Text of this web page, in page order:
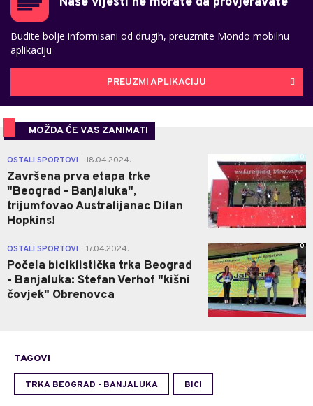
Budite bolje informisani od drugih, preuzmite Mondo mobilnu
aplikaciju
PREUZMI APLIKACIJU
MOŽDA ĆE VAS ZANIMATI
OSTALI SPORTOVI 18.04.2024.
Završena prva etapa trke
"Beograd - Banjaluka",
trijumfovao Australijanac Dilan
Hopkins!
0
OSTALI SPORTOVI 17.04.2024.
Počela biciklistička trka Beograd
- Banjaluka: Stefan Verhof "kišni
čovjek" Obrenovca
0
TAGOVI
TRKA BEOGRAD - BANJALUKA BICI